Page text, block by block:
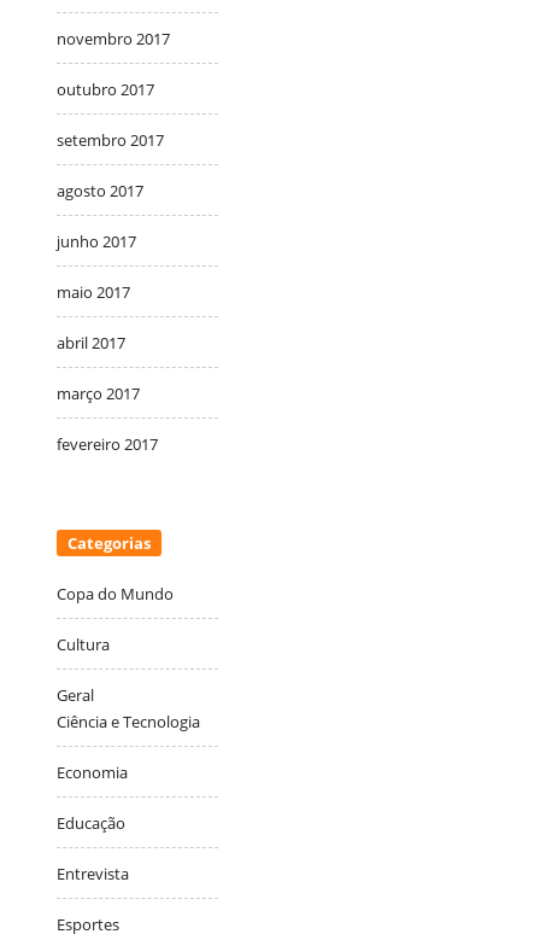
novembro 2017
outubro 2017
setembro 2017
agosto 2017
junho 2017
maio 2017
abril 2017
março 2017
fevereiro 2017
Categorias
Copa do Mundo
Cultura
Geral
Ciência e Tecnologia
Economia
Educação
Entrevista
Esportes